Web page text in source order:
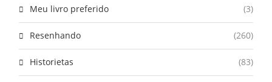
Meu livro preferido (3)
Resenhando (260)
Historietas (83)